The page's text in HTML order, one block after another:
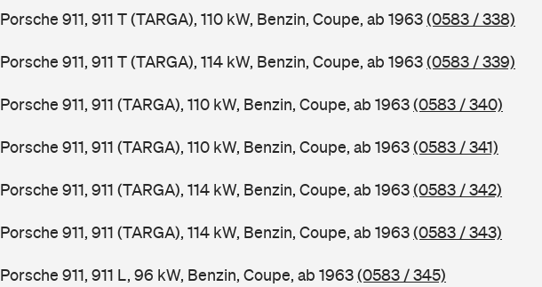
Porsche 911, 911 T (TARGA), 110 kW, Benzin, Coupe, ab 1963(0583 / 338)
Porsche 911, 911 T (TARGA), 114 kW, Benzin, Coupe, ab 1963(0583 / 339)
Porsche 911, 911 (TARGA), 110 kW, Benzin, Coupe, ab 1963(0583 / 340)
Porsche 911, 911 (TARGA), 110 kW, Benzin, Coupe, ab 1963(0583 / 341)
Porsche 911, 911 (TARGA), 114 kW, Benzin, Coupe, ab 1963(0583 / 342)
Porsche 911, 911 (TARGA), 114 kW, Benzin, Coupe, ab 1963(0583 / 343)
Porsche 911, 911 L, 96 kW, Benzin, Coupe, ab 1963(0583 / 345)